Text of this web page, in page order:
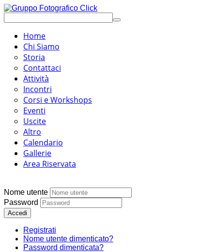
Home
Chi Siamo
Storia
Contattaci
Attività
Incontri
Corsi e Workshops
Eventi
Uscite
Altro
Calendario
Gallerie
Area Riservata
Nome utente
Password
Accedi
Registrati
Nome utente dimenticato?
Password dimenticata?